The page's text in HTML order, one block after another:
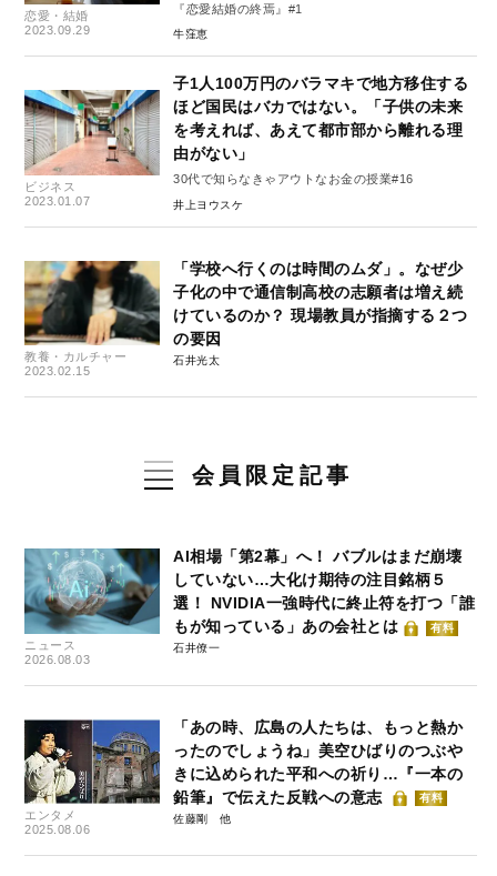
恋愛・結婚
2023.09.29
『恋愛結婚の終焉』#1
牛窪恵
ビジネス
2023.01.07
子1人100万円のバラマキで地方移住する
ほど国民はバカではない。「子供の未来
を考えれば、あえて都市部から離れる理
由がない」
30代で知らなきゃアウトなお金の授業#16
井上ヨウスケ
教養・カルチャー
2023.02.15
「学校へ行くのは時間のムダ」。なぜ少
子化の中で通信制高校の志願者は増え続
けているのか？ 現場教員が指摘する２つ
の要因
石井光太
会員限定記事
ニュース
2026.08.03
AI相場「第2幕」へ！ バブルはまだ崩壊
していない…大化け期待の注目銘柄５
選！ NVIDIA一強時代に終止符を打つ「誰
もが知っている」あの会社とは
有料
石井僚一
エンタメ
2025.08.06
「あの時、広島の人たちは、もっと熱か
ったのでしょうね」美空ひばりのつぶや
きに込められた平和への祈り…『一本の
鉛筆』で伝えた反戦への意志
有料
佐藤剛